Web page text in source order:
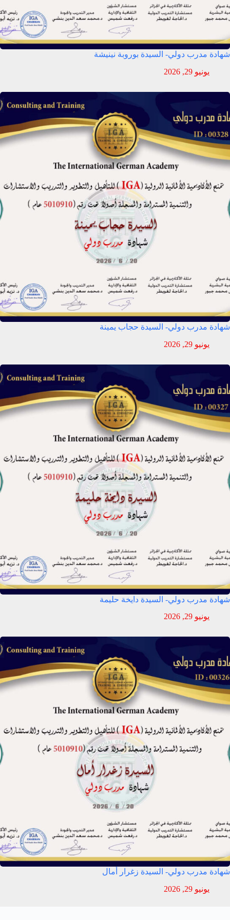
شهادة مدرب دولي- السيدة بوروبة نينيشة
يونيو 29, 2026
شهادة مدرب دولي- السيدة حجاب يمينة
يونيو 29, 2026
شهادة مدرب دولي- السيدة دايخة حليمة
يونيو 29, 2026
شهادة مدرب دولي- السيدة زغرار أمال
يونيو 29, 2026